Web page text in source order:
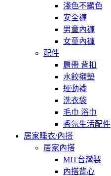
淺色不顯色
安全褲
男童內褲
女童內褲
配件
肩帶 背扣
水餃襯墊
運動襪
洗衣袋
毛巾 浴巾
香氛生活配件
居家睡衣/內搭
居家內搭
MIT台灣製
內搭背心